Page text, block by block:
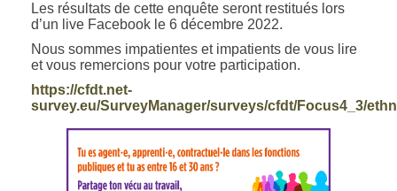
Les résultats de cette enquête seront restitués lors
d’un live Facebook le 6 décembre 2022.
Nous sommes impatientes et impatients de vous lire
et vous remercions pour votre participation.
https://cfdt.net-
survey.eu/SurveyManager/surveys/cfdt/Focus4_3/